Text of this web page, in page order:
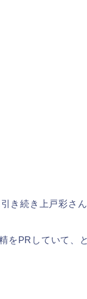
き続き上戸彩さ
をPRしていて、